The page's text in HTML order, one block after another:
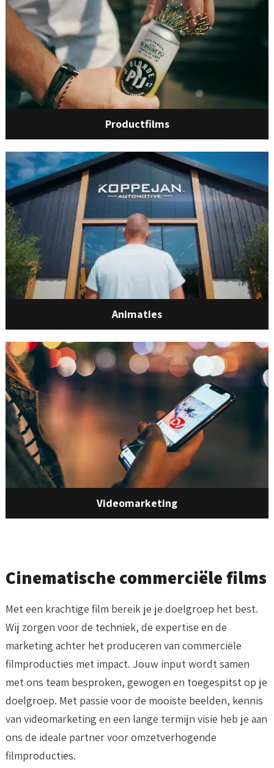
Productfilms
Animaties
Videomarketing
Cinematische commerciële films
Met een krachtige film bereik je je doelgroep het best.
Wij zorgen voor de techniek, de expertise en de
marketing achter het produceren van commerciële
filmproducties met impact. Jouw input wordt samen
met ons team besproken, gewogen en toegespitst op je
doelgroep. Met passie voor de mooiste beelden, kennis
van videomarketing en een lange termijn visie heb je aan
ons de ideale partner voor omzetverhogende
filmproducties.